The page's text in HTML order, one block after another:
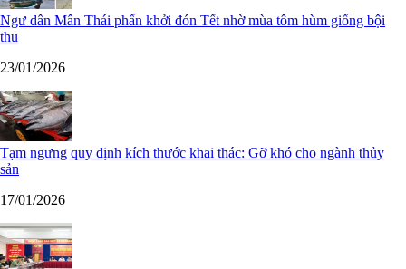
Ngư dân Mân Thái phấn khởi đón Tết nhờ mùa tôm hùm giống bội
thu
23/01/2026
Tạm ngưng quy định kích thước khai thác: Gỡ khó cho ngành thủy
sản
17/01/2026